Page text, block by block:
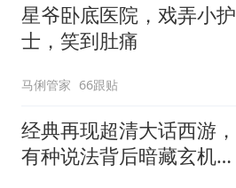
星爷卧底医院，戏弄小护
士，笑到肚痛
马俐管家 66跟贴
经典再现超清大话西游，
有种说法背后暗藏玄机，